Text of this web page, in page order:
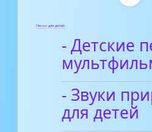
Песни для детей
- Детские
- Звуки
для детей